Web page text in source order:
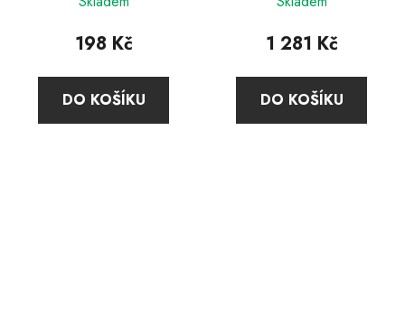
198 Kč
DO KOŠÍKU
1 281 Kč
DO KOŠÍKU